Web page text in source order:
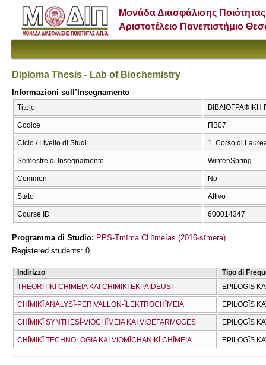
Μονάδα Διασφάλισης Ποιότητας
Αριστοτέλειο Πανεπιστήμιο
Diploma Thesis - Lab of Biochemistry
Informazioni sull’Insegnamento
Titolo ΒΙΒΛΙΟΓΡΑΦΙΚΗ
Codice ΠΒ07
Ciclo / Livello di Studi 1. Corso di
Semestre di Insegnamento Winter/Spring
Common No
Stato Attivo
Course ID 600014347
Programma di Studio: PPS-Tmīma CΗīmeías (2016-sīmera)
Registered students: 0
Indirizzo
Tipo di
THEŌRĪTIKĪ CΗĪMEIA KAI CΗĪMIKĪ EKPAIDEUSĪ
EPILOGĪS
CΗĪMIKĪ ANALYSĪ-PERIVALLON-ĪLEKTROCΗĪMEIA EPILOGĪS
CΗĪMIKĪ SYNTHESĪ-VIOCΗĪMEIA KAI VIOEFARMOGES EPILOGĪS
CΗĪMIKĪ TECΗNOLOGIA KAI VIOMĪCΗANIKĪ CΗĪMEIA EPILOGĪS